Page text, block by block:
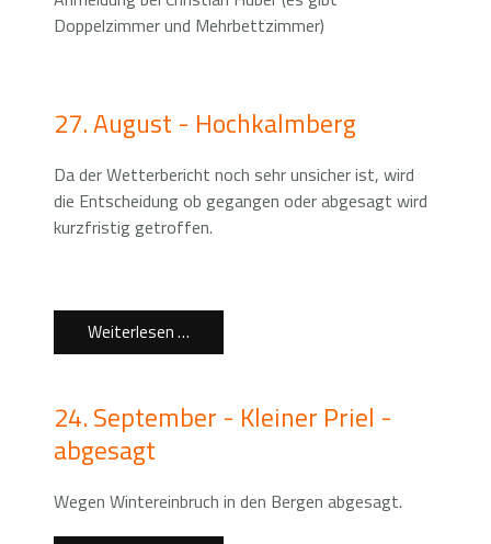
Doppelzimmer und Mehrbettzimmer)
27. August - Hochkalmberg
Da der Wetterbericht noch sehr unsicher ist, wird
die Entscheidung ob gegangen oder abgesagt wird
kurzfristig getroffen.
Weiterlesen …
24. September - Kleiner Priel -
abgesagt
Wegen Wintereinbruch in den Bergen abgesagt.